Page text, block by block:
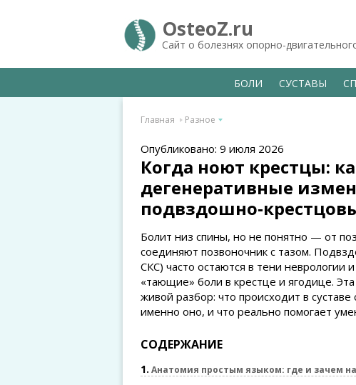
OsteoZ.ru
Сайт о болезнях опорно-
БОЛИ СУСТАВЫ
Главная Разное
Опубликовано: 9 июля 2026
Когда ноют крестцы:
дегенеративные
Болит низ спины, но не понятно — от
соединяют позвоночник с тазом.
СКС) часто остаются в тени
«тающие» боли в крестце и ягодице.
живой разбор: что происходит в суставе
именно оно, и что реально помогает
СОДЕРЖАНИЕ
1 Анатомия простым языком: где и зачем